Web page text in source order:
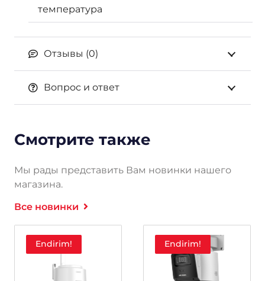
температура
Отзывы (0)
Вопрос и ответ
Смотрите также
Мы рады представить Вам новинки нашего
магазина.
Все новинки
Endirim! Endirim!